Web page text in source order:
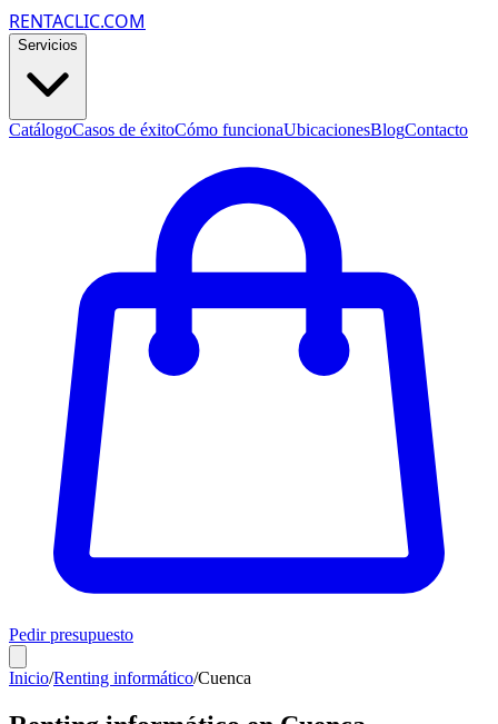
RENTACLIC.COM
Servicios
CatálogoCasos de éxitoCómo funcionaUbicacionesBlogContacto
Pedir presupuesto
Inicio/Renting informático/Cuenca